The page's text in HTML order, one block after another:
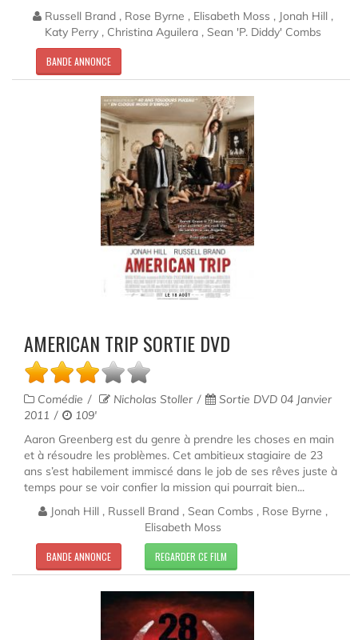
Russell Brand , Rose Byrne , Elisabeth Moss , Jonah Hill ,
Katy Perry , Christina Aguilera , Sean 'P. Diddy' Combs
BANDE ANNONCE
AMERICAN TRIP SORTIE DVD
Comédie Nicholas Stoller
Sortie DVD 04 Janvier
2011
109'
Aaron Greenberg est du genre à prendre les choses en main
et à résoudre les problèmes. Cet ambitieux stagiaire de 23
ans s’est habilement immiscé dans le job de ses rêves juste à
temps pour se voir confier la mission qui pourrait bien...
Jonah Hill , Russell Brand , Sean Combs , Rose Byrne ,
Elisabeth Moss
BANDE ANNONCE REGARDER CE FILM